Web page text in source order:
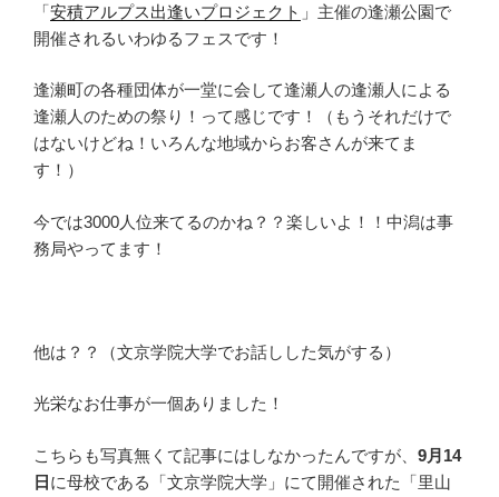
「安積アルプス出逢いプロジェクト 」主催の逢瀬公園で
開催されるいわゆるフェスです！
逢瀬町の各種団体が一堂に会して逢瀬人の逢瀬人による
逢瀬人のための祭り！って感じです！（もうそれだけで
はないけどね！いろんな地域からお客さんが来てま
す！）
今では3000人位来てるのかね？？楽しいよ！！中潟は事
務局やってます！
他は？？（文京学院大学でお話しした気がする）
光栄なお仕事が一個ありました！
こちらも写真無くて記事にはしなかったんですが、 9月14
日 に母校である「文京学院大学」にて開催された「里山